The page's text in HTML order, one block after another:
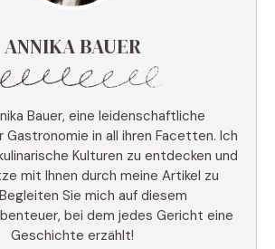
ANNIKA BAUER
Bauer, eine leidenschaftliche
Gastronomie in all ihren Facetten. Ich
Kulturen zu entdecken und
mit Ihnen durch meine Artikel zu
Sie mich auf diesem
bei dem jedes Gericht eine
Geschichte erzählt!